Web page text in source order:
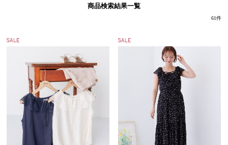
商品検索結果一覧
61件